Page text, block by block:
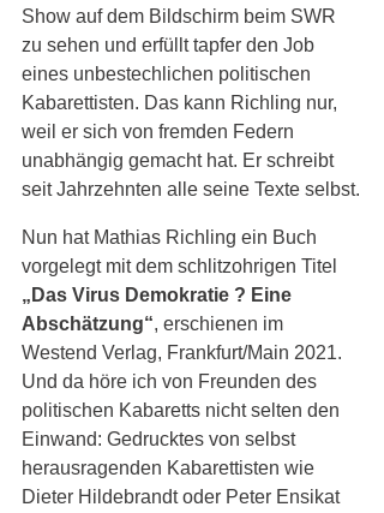
Show auf dem Bildschirm beim SWR
zu sehen und erfüllt tapfer den Job
eines unbestechlichen politischen
Kabarettisten. Das kann Richling nur,
weil er sich von fremden Federn
unabhängig gemacht hat. Er schreibt
seit Jahrzehnten alle seine Texte selbst.
Nun hat Mathias Richling ein Buch
vorgelegt mit dem schlitzohrigen Titel
„Das Virus Demokratie ? Eine
Abschätzung“, erschienen im
Westend Verlag, Frankfurt/Main 2021.
Und da höre ich von Freunden des
politischen Kabaretts nicht selten den
Einwand: Gedrucktes von selbst
herausragenden Kabarettisten wie
Dieter Hildebrandt oder Peter Ensikat